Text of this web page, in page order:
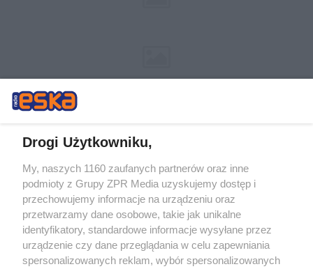
Żaden utwór zamieszczony w serwisie nie może być powielany i
rozpowszechniany lub dalej rozpowszechniany w jakikolwiek sposób (w
tym także elektroniczny lub mechaniczny) na jakimkolwiek polu
eksploatacji w jakiejkolwiek formie, włącznie z umieszczaniem w
Internecie bez pisemnej zgody właściciela praw. Jakiekolwiek użycie lub
wykorzystanie utworów w całości lub w części z naruszeniem prawa,
tzn. bez właściwej zgody, jest zabronione pod groźbą kary i może być
ścigane prawnie.
Drogi Użytkowniku,
My, naszych 1160 zaufanych partnerów oraz inne
podmioty z Grupy ZPR Media uzyskujemy dostęp i
przechowujemy informacje na urządzeniu oraz
przetwarzamy dane osobowe, takie jak unikalne
identyfikatory, standardowe informacje wysyłane przez
urządzenie czy dane przeglądania w celu zapewniania
spersonalizowanych reklam, wybór spersonalizowanych